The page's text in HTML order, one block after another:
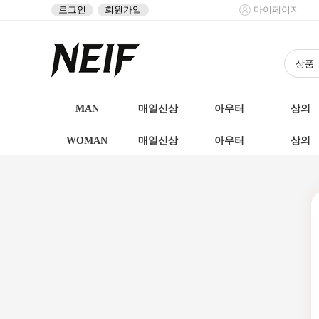
로그인 회원가입 마이페이지
MAN 매일신상 아우터 상의
WOMAN 매일신상 아우터 상의